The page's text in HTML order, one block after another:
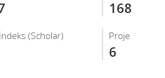
168
(Scholar) Proje
6